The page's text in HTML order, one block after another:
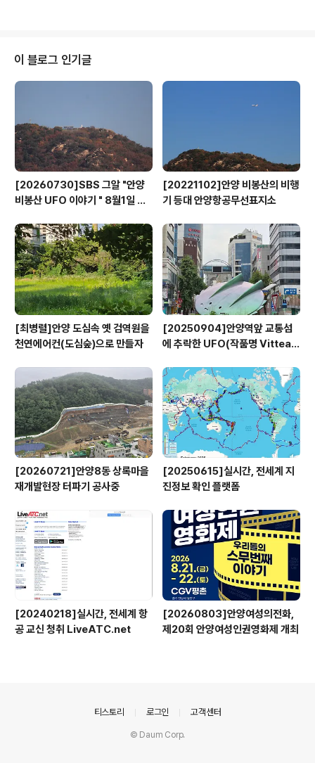
협의회(현 안양시지속가능발전협의회)에서 수암천과 수리
산에 대한 지명 유래와 숨어있는 이야기를 조사하면서 발
굴한 이야기중 하나다.유래 ; 문둥바위 유래에 대해서는 실
설도 있다. 예전에 천주교인들이 이 바위를 지나..
이 블로그 인기글
[20260730]SBS 그알 "안양
비봉산 UFO 이야기 " 8월1일 방
[20221102]안양 비봉산의 비행
기 등대 안양항공무선표지소
[최병렬]안양 도심속 옛 검역원을
천연에어컨(도심숲)으로 만들자
[20250904]안양역앞 교통섬
에 추락한 UFO(작품명 Vitteau
[20260721]안양8동 상록마을
재개발현장 터파기 공사중
[20250615]실시간, 전세계 지
진정보 확인 플랫폼
[20240218]실시간, 전세계 항
공 교신 청취 LiveATC.net
[20260803]안양여성의전화,
제20회 안양여성인권영화제 개최
티스토리 로그인 고객센터
© Daum Corp.